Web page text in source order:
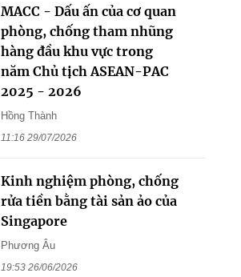
MACC - Dấu ấn của cơ quan
phòng, chống tham nhũng
hàng đầu khu vực trong
năm Chủ tịch ASEAN-PAC
2025 - 2026
Hồng Thành
11:16 29/07/2026
Kinh nghiệm phòng, chống
rửa tiền bằng tài sản ảo của
Singapore
Phương Âu
19:53 26/06/2026